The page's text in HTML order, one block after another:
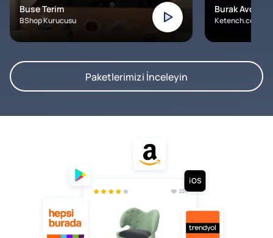
Buse Terim
BShop Kurucusu
Burak Avcılar
Ketench.com –
Paketlerimizi İnceleyin